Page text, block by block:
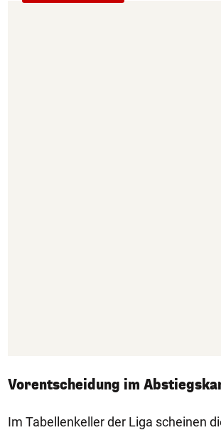
Vorentscheidung im
Im Tabellenkeller der Liga scheinen